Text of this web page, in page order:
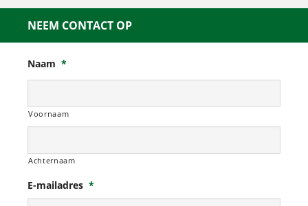
NEEM CONTACT OP
Naam *
Voornaam
Achternaam
E-mailadres *